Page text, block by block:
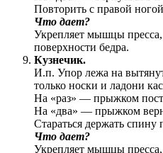
Повторить с правой
Что дает?
Укрепляет мышцы
поверхности бедра.
Кузнечик.
И.п. Упор лежа на
только носки и ладони
На «раз» — прыжком
На «два» — прыжком
Стараться держать спину
Что дает?
Укрепляет мышцы пресса,